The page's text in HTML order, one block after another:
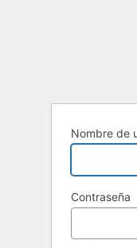
Nombre de
Contraseña